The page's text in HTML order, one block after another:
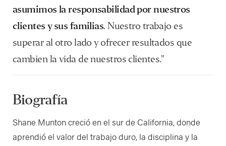
asumimos la responsabilidad por nuestros
clientes y sus familias. Nuestro trabajo es
superar al otro lado y ofrecer resultados que
cambien la vida de nuestros clientes."
Biografía
Shane Munton creció en el sur de California, donde
aprendió el valor del trabajo duro, la disciplina y la